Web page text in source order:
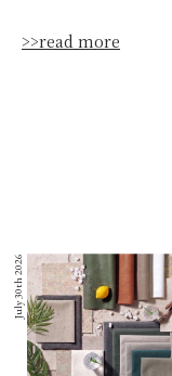
>>read more
July 30th 2026